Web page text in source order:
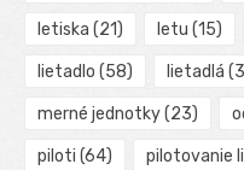
letiska (21) letu (15)
lietadlo (58) lietadlá
merné jednotky(23)
piloti (64) pilotovanie